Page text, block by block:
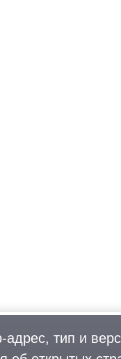
тип и